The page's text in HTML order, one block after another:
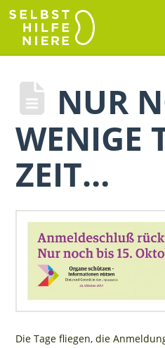
NUR
WENIGE
ZEIT…
Die Tage fliegen, die